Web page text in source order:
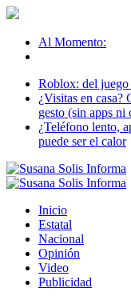
Al Momento:
Roblox: del
¿Visitas en casa?
gesto (sin apps ni
¿Teléfono lento,
puede ser el calor
Inicio
Estatal
Nacional
Opinión
Video
Publicidad